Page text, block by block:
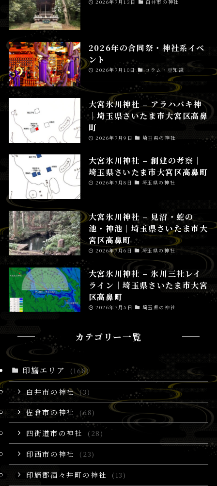
2026年7月13日 白井市の神社
2026年の合同祭・神社系イベ
ント
2026年7月10日 コラム・豆知識
大宮氷川神社 – アラハバキ神
│埼玉県さいたま市大宮区高鼻
町
2026年7月9日 埼玉県の神社
大宮氷川神社 – 創建の考察│
埼玉県さいたま市大宮区高鼻町
2026年7月8日 埼玉県の神社
大宮氷川神社 – 見沼・蛇の
池・神池│埼玉県さいたま市大
宮区高鼻町
2026年7月6日 埼玉県の神社
大宮氷川神社 – 氷川三社レイ
ライン│埼玉県さいたま市大宮
区高鼻町
2026年7月5日 埼玉県の神社
カテゴリー一覧
印旛エリア (168)
白井市の神社 (3)
佐倉市の神社 (68)
四街道市の神社 (28)
印西市の神社 (23)
印旛郡酒々井町の神社 (13)